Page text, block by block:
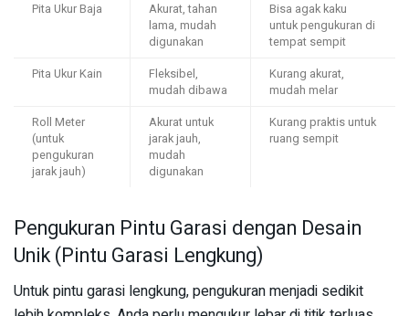
Pita Ukur Baja
Akurat, tahan
lama, mudah
digunakan
Bisa agak kaku
untuk pengukuran di
tempat sempit
Pita Ukur Kain
Fleksibel,
mudah dibawa
Kurang akurat,
mudah melar
Roll Meter
(untuk
pengukuran
jarak jauh)
Akurat untuk
jarak jauh,
mudah
digunakan
Kurang praktis untuk
ruang sempit
Pengukuran Pintu Garasi dengan Desain
Unik (Pintu Garasi Lengkung)
Untuk pintu garasi lengkung, pengukuran menjadi sedikit